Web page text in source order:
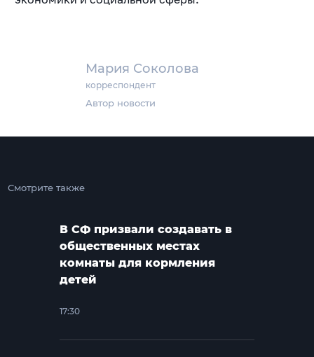
Мария Соколова
корреспондент
Автор новости
Смотрите также
В СФ призвали создавать в
общественных местах
комнаты для кормления
детей
17:30